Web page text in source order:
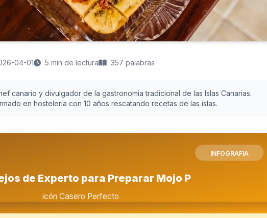
04-01 5 min de lectura 357 palabras
canario y divulgador de la gastronomia tradicional de las Islas Canarias.
en hosteleria con 10 años rescatando recetas de las islas.
INFOGRAFIA
de Experto para Preparar Mojo P
icón Casero Perfecto